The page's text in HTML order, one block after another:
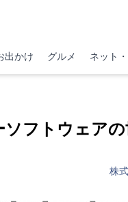
出かけ グルメ ネット
フトウェア
株